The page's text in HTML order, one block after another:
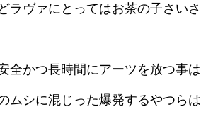
ラヴァにとってはお茶の子さい
全かつ長時間にアーツを放つ事
ムシに混じった爆発するやつら